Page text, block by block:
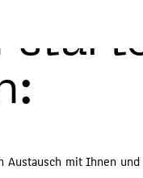
Austausch mit Ihnen